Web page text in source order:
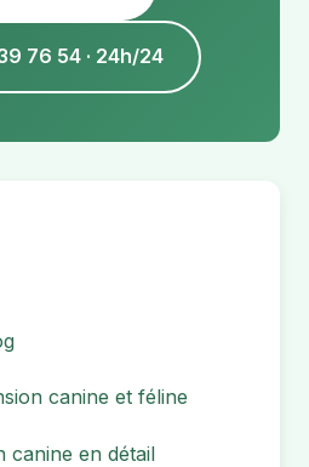
76 54 · 24h/24
canine et féline
canine en détail